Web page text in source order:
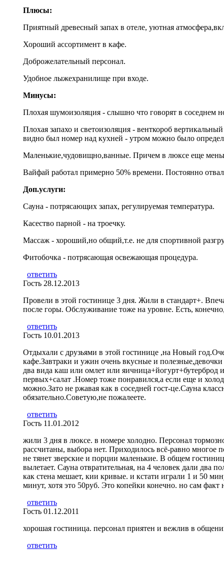
Плюсы:
Приятный древесный запах в отеле, уютная
Хороший ассортимент в кафе.
Доброжелательный персонал.
Удобное лыжехранилище при входе.
Минусы:
Плохая шумоизоляция - слышно что говорят в соседнем
Плохая запахо и светоизоляция - венткороб
видно был номер над кухней - утром можно было
Маленькие,чудовищно,ванные. Причем в люксе еще
Вайфай работал примерно 50% времени. Постоянно
Доп.услуги:
Сауна - потрясающих запах, регулируемая температура.
Касество парной - на троечку.
Массаж - хороший,но общий,т.е. не для спортивной
Фитобочка - потрясающая освежающая процедура.
ответить
Гость 28.12.2013
Провели в этой гостинице 3 дня. Жили в стандарт+.
после горы. Обслуживание тоже на уровне. Есть,
ответить
Гость 10.01.2013
Отдыхали с друзьями в этой гостинице ,на Новый
кафе.Завтраки и ужин очень вкусные и
два вида каш или омлет или
первых+салат .Номер тоже понравился,а если еще и
можно.Зато не ржавая как в соседней гост-це.Сауна
обязательно.Советую,не пожалеете.
ответить
Гость 11.01.2012
жили 3 дня в люксе. в номере холодно. Персонал
рассчитаны, выбора нет. Приходилось всё-равно многое
не тянет зверские и порции маленькие. В общем
вылетает. Сауна отвратительная, на 4 человек дали два
как стена мешает, кии кривые. и кстати играли 1 и 50
минут, хотя это 50руб. Это копейки конечно. но сам факт
ответить
Гость 01.12.2011
хорошая гостиница. персонал приятен и вежлив в
ответить